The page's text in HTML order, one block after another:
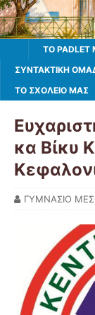
TO
ΣΥΝΤΑΚΤΙΚΗ
ΤΟ ΣΧΟΛΕΙΟ ΜΑΣ
κα Βίκυ
ΓΥΜΝΑΣΙΟ